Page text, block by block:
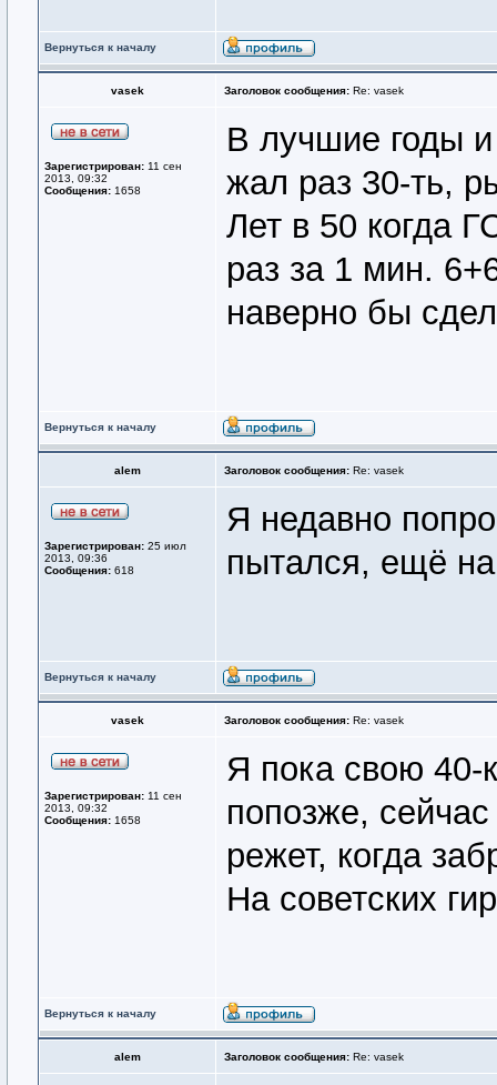
Вернуться к началу
vasek Заголовок сообщения: Re: vasek
Зарегистрирован: 11 сен
2013, 09:32
Сообщения: 1658
В лучшие годы и
жал раз 30-ть,
Лет в 50 когда
раз за 1 мин.
наверно бы
Вернуться к началу
alem Заголовок сообщения: Re: vasek
Зарегистрирован: 25 июл
2013, 09:36
Сообщения: 618
Я недавно
пытался, ещё
Вернуться к началу
vasek Заголовок сообщения: Re: vasek
Зарегистрирован: 11 сен
2013, 09:32
Сообщения: 1658
Я пока свою 40-
попозже,
режет, когда
На советских
Вернуться к началу
alem Заголовок сообщения: Re: vasek